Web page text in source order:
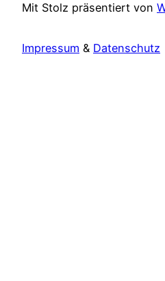
Mit Stolz präsentiert von
Impressum & Datenschutz